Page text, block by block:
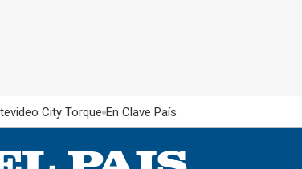
City Torque En Clave País